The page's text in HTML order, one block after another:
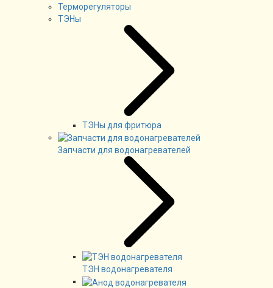
Терморегуляторы
ТЭНы
ТЭНы для фритюра
Запчасти для водонагревателей
ТЭН водонагревателя